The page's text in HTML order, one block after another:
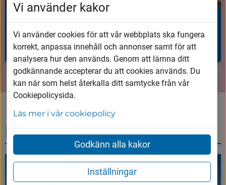
Lediga jobb
Hitta ditt nästa jobb i Vårgårda kommun.
Nyheter
Vi använder kakor
Vi använder cookies för att vår webbplats ska fungera
korrekt, anpassa innehåll och annonser samt för att
analysera hur den används. Genom att lämna ditt
godkännande accepterar du att cookies används. Du
kan när som helst återkalla ditt samtycke från vår
Cookiepolicysida.
Läs mer i vår cookiepolicy
Godkänn alla kakor
Inställningar